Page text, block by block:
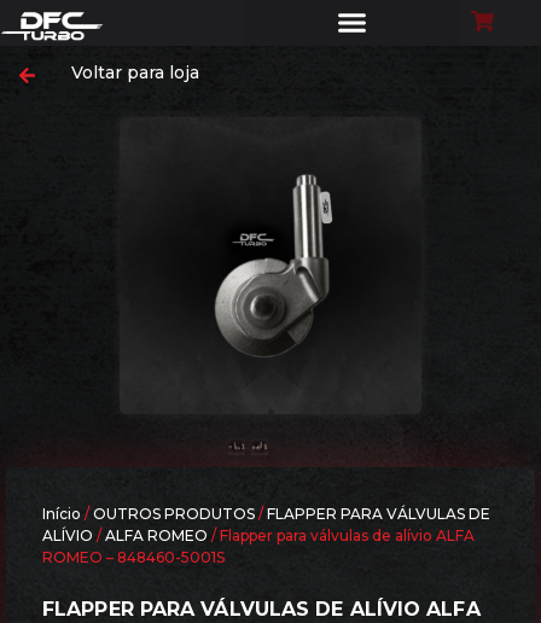
Voltar para loja
Início / OUTROS PRODUTOS / FLAPPER PARA VÁLVULAS DE
ALÍVIO / ALFA ROMEO / Flapper para válvulas de alívio ALFA
ROMEO – 848460-5001S
FLAPPER PARA VÁLVULAS DE ALÍVIO ALFA